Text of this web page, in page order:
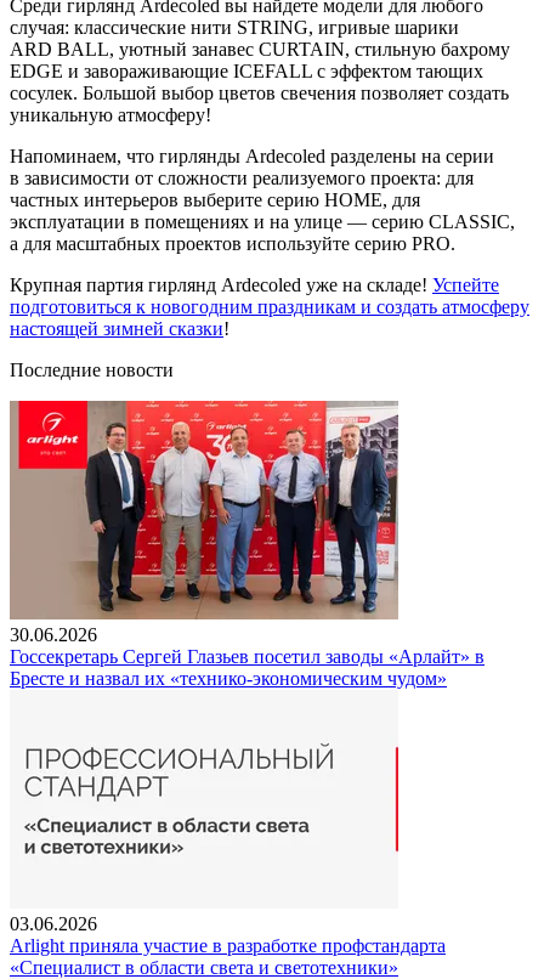
Среди гирлянд Ardecoled вы найдете модели для любого
случая: классические нити STRING, игривые шарики
ARD BALL, уютный занавес CURTAIN, стильную бахрому
EDGE и завораживающие ICEFALL с эффектом тающих
сосулек. Большой выбор цветов свечения позволяет создать
уникальную атмосферу!
Напоминаем, что гирлянды Ardecoled разделены на серии
в зависимости от сложности реализуемого проекта: для
частных интерьеров выберите серию HOME, для
эксплуатации в помещениях и на улице — серию CLASSIC,
а для масштабных проектов используйте серию PRO.
Крупная партия гирлянд Ardecoled уже на складе! Успейте
подготовиться к новогодним праздникам и создать атмосферу
настоящей зимней сказки!
Последние новости
30.06.2026
Госсекретарь Сергей Глазьев посетил заводы «Арлайт» в
Бресте и назвал их «технико-экономическим чудом»
03.06.2026
Arlight приняла участие в разработке профстандарта
«Специалист в области света и светотехники»